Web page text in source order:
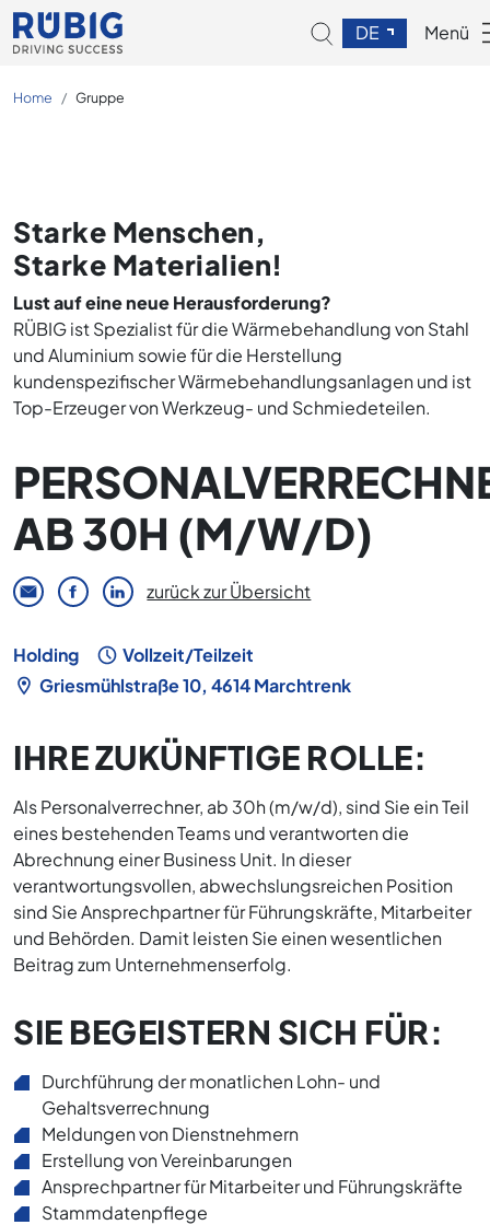
DE Menü
Home Gruppe
Starke Menschen,
Starke Materialien!
Lust auf eine neue Herausforderung?
RÜBIG ist Spezialist für die Wärme­behandlung von Stahl
und Aluminium sowie für die Herstellung
kundenspezifischer Wärmebehandlungsanlagen und ist
Top-Erzeuger von Werkzeug- und Schmiedeteilen.
AB 30H (M/W/D)
zurück zur Übersicht
Holding
Vollzeit/Teilzeit
Griesmühlstraße 10, 4614 Marchtrenk
IHRE ZUKÜNFTIGE ROLLE:
Als Personalverrechner, ab 30h (m/w/d), sind Sie ein Teil
eines bestehenden Teams und verantworten die
Abrechnung einer Business Unit. In dieser
verantwortungsvollen, abwechslungsreichen Position
sind Sie Ansprechpartner für Führungskräfte, Mitarbeiter
und Behörden. Damit leisten Sie einen wesentlichen
Beitrag zum Unternehmenserfolg.
SIE BEGEISTERN SICH FÜR:
Durchführung der monatlichen Lohn- und
Gehaltsverrechnung
Meldungen von Dienstnehmern
Erstellung von Vereinbarungen
Ansprechpartner für Mitarbeiter und Führungskräfte
Stammdatenpflege